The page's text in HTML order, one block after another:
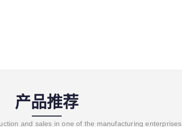
产品推荐
and sales in one of the manufacturing enterprises